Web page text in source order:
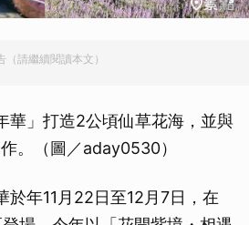
（請繼續閱讀本文）
華」打造2公頃仙草花海，並與
。（圖／aday0530）
於年11月22日至12月7日，在